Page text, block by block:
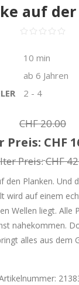
auf
10 min
ab 6 Jahren
2 - 4
CHF 20.00
Preis: CHF
Preis:CHF
den Planken. Und
wird auf einem
Wellen liegt. Alle
nahekommen.
alles aus dem